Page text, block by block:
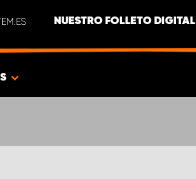
NUESTRO FOLLETO DIGITAL